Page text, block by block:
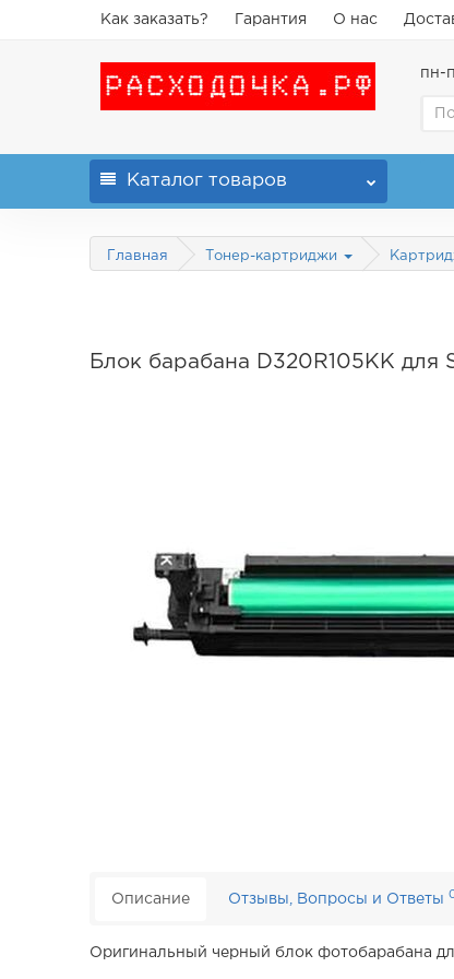
Как заказать? Гарантия О нас
пн-
Каталог товаров
Главная Тонер-картриджи
Блок барабана D320R105KK для
Описание Отзывы, Вопросы и Ответы
Оригинальный черный блок фотобарабана